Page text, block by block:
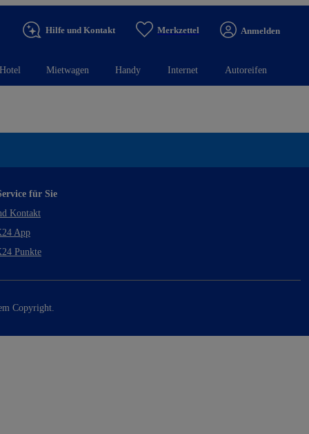
Hilfe und Kontakt Merkzettel Anmelden
Hotel Mietwagen Handy Internet Autoreifen
für Sie
Kontakt
App
Punkte
Copyright.